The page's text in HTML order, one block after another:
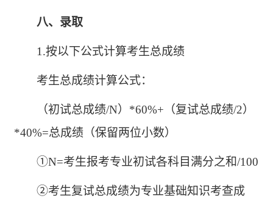
八、录取
1.按以下公式计算考生总成绩
考生总成绩计算公式：
（初试总成绩/N）*60%+（复试总成绩/2）
*40%=总成绩（保留两位小数）
①N=考生报考专业初试各科目满分之和/100
②考生复试总成绩为专业基础知识考查成